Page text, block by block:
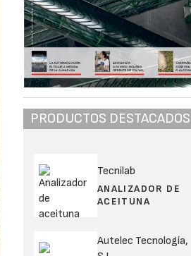
PRODUCTOS DESTACADOS
Tecnilab
ANALIZADOR DE
ACEITUNA
Autelec Tecnología,